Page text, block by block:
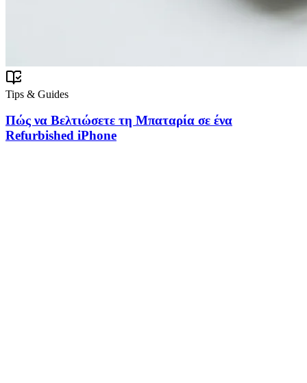
Tips & Guides
Πώς να Βελτιώσετε τη Μπαταρία σε ένα
Refurbished iPhone